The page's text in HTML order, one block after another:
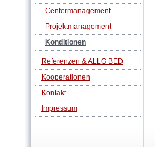
Centermanagement
Projektmanagement
Konditionen
Referenzen & ALLG BED
Kooperationen
Kontakt
Impressum